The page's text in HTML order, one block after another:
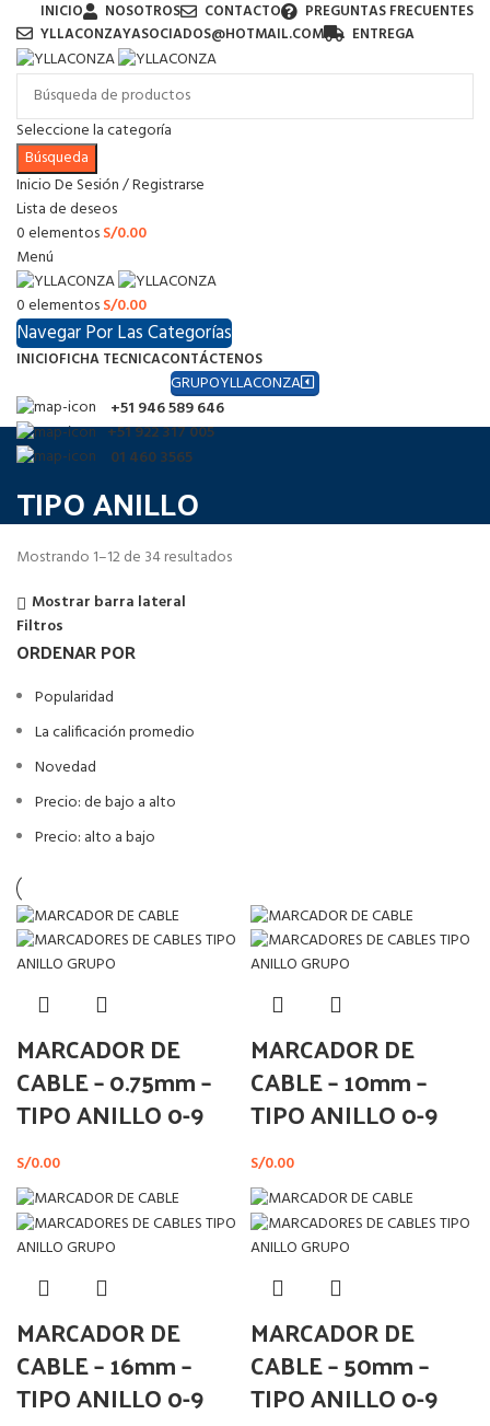
INICIO NOSOTROS CONTACTO
PREGUNTAS FRECUENTES
YLLACONZAYASOCIADOS@HOTMAIL.COM
ENTREGA
Seleccione la categoría
Búsqueda
Inicio De Sesión / Registrarse
Lista de deseos
0elementosS/0.00
Menú
0elementosS/0.00
Navegar Por Las Categorías
INICIOFICHA TECNICACONTÁCTENOS
GRUPOYLLACONZA
+51 946 589 646
+51 922 317 005
01 460 3565
TIPO ANILLO
Mostrando 1–12 de 34 resultados
Mostrar barra lateral
Filtros
ORDENAR POR
Popularidad
La calificación promedio
Novedad
Precio: de bajo a alto
Precio: alto a bajo
MARCADOR DE
CABLE – 0.75mm –
TIPO ANILLO 0-9
S/0.00
MARCADOR DE
CABLE – 10mm –
TIPO ANILLO 0-9
S/0.00
MARCADOR DE
CABLE – 16mm –
TIPO ANILLO 0-9
MARCADOR DE
CABLE – 50mm –
TIPO ANILLO 0-9